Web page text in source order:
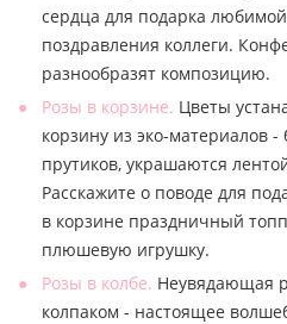
сердца для подарка
поздравления коллеги.
разнообразят композицию.
Розы в корзине. Цветы
корзину из эко-материалов
прутиков, украшаются
Расскажите о поводе для
в корзине праздничный
плюшевую игрушку.
Розы в колбе. Неувядающая
колпаком - настоящее